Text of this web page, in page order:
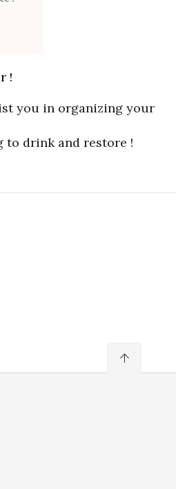
!
you in organizing your
to drink and restore !